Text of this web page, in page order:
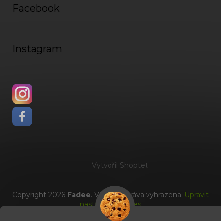
Facebook
Instagram
Vytvořil Shoptet
Copyright 2026 Fadee. Všechna práva vyhrazena. Upravit
nastavení cookies